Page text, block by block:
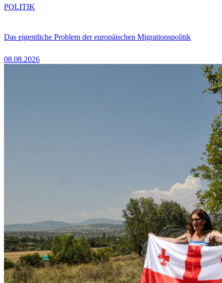
Das eigentliche Problem der europäischen Migrationspolitik
08.08.2026
POLITIK